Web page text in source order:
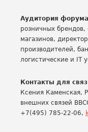
Аудитория форума
розничных брендов,
магазинов,
производителей,
логистические и IT
Контакты для
Ксения Каменская,
внешних связей
+7(495) 785-22-06,